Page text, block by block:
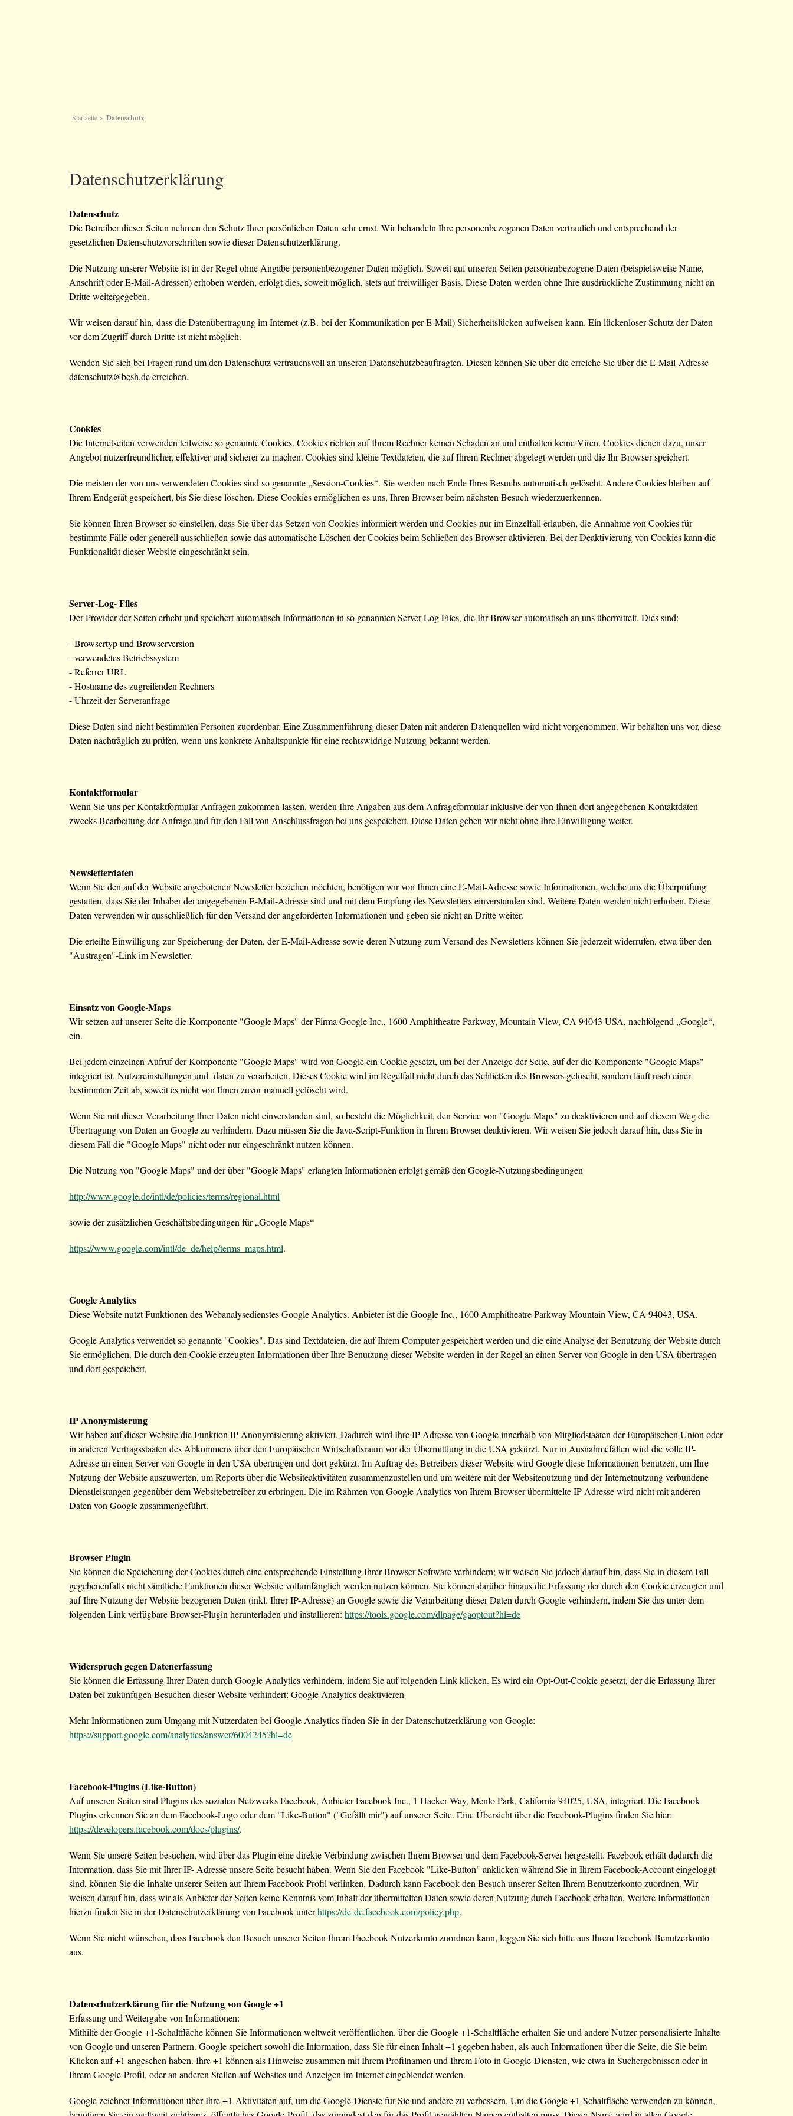
Startseite> Datenschutz
Datenschutzerklärung
Datenschutz
Die Betreiber dieser Seiten nehmen den Schutz Ihrer persönlichen Daten sehr ernst. Wir behandeln Ihre personenbezogenen Daten vertraulich und entsprechend der
gesetzlichen Datenschutzvorschriften sowie dieser Datenschutzerklärung.
Die Nutzung unserer Website ist in der Regel ohne Angabe personenbezogener Daten möglich. Soweit auf unseren Seiten personenbezogene Daten (beispielsweise Name,
Anschrift oder E-Mail-Adressen) erhoben werden, erfolgt dies, soweit möglich, stets auf freiwilliger Basis. Diese Daten werden ohne Ihre ausdrückliche Zustimmung nicht an
Dritte weitergegeben.
Wir weisen darauf hin, dass die Datenübertragung im Internet (z.B. bei der Kommunikation per E-Mail) Sicherheitslücken aufweisen kann. Ein lückenloser Schutz der Daten
vor dem Zugriff durch Dritte ist nicht möglich.
Wenden Sie sich bei Fragen rund um den Datenschutz vertrauensvoll an unseren Datenschutzbeauftragten. Diesen können Sie über die erreiche Sie über die E-Mail-Adresse
datenschutz@besh.de erreichen.
Cookies
Die Internetseiten verwenden teilweise so genannte Cookies. Cookies richten auf Ihrem Rechner keinen Schaden an und enthalten keine Viren. Cookies dienen dazu, unser
Angebot nutzerfreundlicher, effektiver und sicherer zu machen. Cookies sind kleine Textdateien, die auf Ihrem Rechner abgelegt werden und die Ihr Browser speichert.
Die meisten der von uns verwendeten Cookies sind so genannte „Session-Cookies“. Sie werden nach Ende Ihres Besuchs automatisch gelöscht. Andere Cookies bleiben auf
Ihrem Endgerät gespeichert, bis Sie diese löschen. Diese Cookies ermöglichen es uns, Ihren Browser beim nächsten Besuch wiederzuerkennen.
Sie können Ihren Browser so einstellen, dass Sie über das Setzen von Cookies informiert werden und Cookies nur im Einzelfall erlauben, die Annahme von Cookies für
bestimmte Fälle oder generell ausschließen sowie das automatische Löschen der Cookies beim Schließen des Browser aktivieren. Bei der Deaktivierung von Cookies kann die
Funktionalität dieser Website eingeschränkt sein.
Server-Log- Files
Der Provider der Seiten erhebt und speichert automatisch Informationen in so genannten Server-Log Files, die Ihr Browser automatisch an uns übermittelt. Dies sind:
- Browsertyp und Browserversion
- verwendetes Betriebssystem
- Referrer URL
- Hostname des zugreifenden Rechners
- Uhrzeit der Serveranfrage
Diese Daten sind nicht bestimmten Personen zuordenbar. Eine Zusammenführung dieser Daten mit anderen Datenquellen wird nicht vorgenommen. Wir behalten uns vor, diese
Daten nachträglich zu prüfen, wenn uns konkrete Anhaltspunkte für eine rechtswidrige Nutzung bekannt werden.
Kontaktformular
Wenn Sie uns per Kontaktformular Anfragen zukommen lassen, werden Ihre Angaben aus dem Anfrageformular inklusive der von Ihnen dort angegebenen Kontaktdaten
zwecks Bearbeitung der Anfrage und für den Fall von Anschlussfragen bei uns gespeichert. Diese Daten geben wir nicht ohne Ihre Einwilligung weiter.
Newsletterdaten
Wenn Sie den auf der Website angebotenen Newsletter beziehen möchten, benötigen wir von Ihnen eine E-Mail-Adresse sowie Informationen, welche uns die Überprüfung
gestatten, dass Sie der Inhaber der angegebenen E-Mail-Adresse sind und mit dem Empfang des Newsletters einverstanden sind. Weitere Daten werden nicht erhoben. Diese
Daten verwenden wir ausschließlich für den Versand der angeforderten Informationen und geben sie nicht an Dritte weiter.
Die erteilte Einwilligung zur Speicherung der Daten, der E-Mail-Adresse sowie deren Nutzung zum Versand des Newsletters können Sie jederzeit widerrufen, etwa über den
"Austragen"-Link im Newsletter.
Einsatz von Google-Maps
Wir setzen auf unserer Seite die Komponente "Google Maps" der Firma Google Inc., 1600 Amphitheatre Parkway, Mountain View, CA 94043 USA, nachfolgend „Google“,
ein.
Bei jedem einzelnen Aufruf der Komponente "Google Maps" wird von Google ein Cookie gesetzt, um bei der Anzeige der Seite, auf der die Komponente "Google Maps"
integriert ist, Nutzereinstellungen und -daten zu verarbeiten. Dieses Cookie wird im Regelfall nicht durch das Schließen des Browsers gelöscht, sondern läuft nach einer
bestimmten Zeit ab, soweit es nicht von Ihnen zuvor manuell gelöscht wird.
Wenn Sie mit dieser Verarbeitung Ihrer Daten nicht einverstanden sind, so besteht die Möglichkeit, den Service von "Google Maps" zu deaktivieren und auf diesem Weg die
Übertragung von Daten an Google zu verhindern. Dazu müssen Sie die Java-Script-Funktion in Ihrem Browser deaktivieren. Wir weisen Sie jedoch darauf hin, dass Sie in
diesem Fall die "Google Maps" nicht oder nur eingeschränkt nutzen können.
Die Nutzung von "Google Maps" und der über "Google Maps" erlangten Informationen erfolgt gemäß den Google-Nutzungsbedingungen
http://www.google.de/intl/de/policies/terms/regional.html
sowie der zusätzlichen Geschäftsbedingungen für „Google Maps“
https://www.google.com/intl/de_de/help/terms_maps.html.
Google Analytics
Diese Website nutzt Funktionen des Webanalysedienstes Google Analytics. Anbieter ist die Google Inc., 1600 Amphitheatre Parkway Mountain View, CA 94043, USA.
Google Analytics verwendet so genannte "Cookies". Das sind Textdateien, die auf Ihrem Computer gespeichert werden und die eine Analyse der Benutzung der Website durch
Sie ermöglichen. Die durch den Cookie erzeugten Informationen über Ihre Benutzung dieser Website werden in der Regel an einen Server von Google in den USA übertragen
und dort gespeichert.
IP Anonymisierung
Wir haben auf dieser Website die Funktion IP-Anonymisierung aktiviert. Dadurch wird Ihre IP-Adresse von Google innerhalb von Mitgliedstaaten der Europäischen Union oder
in anderen Vertragsstaaten des Abkommens über den Europäischen Wirtschaftsraum vor der Übermittlung in die USA gekürzt. Nur in Ausnahmefällen wird die volle IP-
Adresse an einen Server von Google in den USA übertragen und dort gekürzt. Im Auftrag des Betreibers dieser Website wird Google diese Informationen benutzen, um Ihre
Nutzung der Website auszuwerten, um Reports über die Websiteaktivitäten zusammenzustellen und um weitere mit der Websitenutzung und der Internetnutzung verbundene
Dienstleistungen gegenüber dem Websitebetreiber zu erbringen. Die im Rahmen von Google Analytics von Ihrem Browser übermittelte IP-Adresse wird nicht mit anderen
Daten von Google zusammengeführt.
Browser Plugin
Sie können die Speicherung der Cookies durch eine entsprechende Einstellung Ihrer Browser-Software verhindern; wir weisen Sie jedoch darauf hin, dass Sie in diesem Fall
gegebenenfalls nicht sämtliche Funktionen dieser Website vollumfänglich werden nutzen können. Sie können darüber hinaus die Erfassung der durch den Cookie erzeugten und
auf Ihre Nutzung der Website bezogenen Daten (inkl. Ihrer IP-Adresse) an Google sowie die Verarbeitung dieser Daten durch Google verhindern, indem Sie das unter dem
folgenden Link verfügbare Browser-Plugin herunterladen und installieren: https://tools.google.com/dlpage/gaoptout?hl=de
Widerspruch gegen Datenerfassung
Sie können die Erfassung Ihrer Daten durch Google Analytics verhindern, indem Sie auf folgenden Link klicken. Es wird ein Opt-Out-Cookie gesetzt, der die Erfassung Ihrer
Daten bei zukünftigen Besuchen dieser Website verhindert: Google Analytics deaktivieren
Mehr Informationen zum Umgang mit Nutzerdaten bei Google Analytics finden Sie in der Datenschutzerklärung von Google:
https://support.google.com/analytics/answer/6004245?hl=de
Facebook-Plugins (Like-Button)
Auf unseren Seiten sind Plugins des sozialen Netzwerks Facebook, Anbieter Facebook Inc., 1 Hacker Way, Menlo Park, California 94025, USA, integriert. Die Facebook-
Plugins erkennen Sie an dem Facebook-Logo oder dem "Like-Button" ("Gefällt mir") auf unserer Seite. Eine Übersicht über die Facebook-Plugins finden Sie hier:
https://developers.facebook.com/docs/plugins/.
Wenn Sie unsere Seiten besuchen, wird über das Plugin eine direkte Verbindung zwischen Ihrem Browser und dem Facebook-Server hergestellt. Facebook erhält dadurch die
Information, dass Sie mit Ihrer IP- Adresse unsere Seite besucht haben. Wenn Sie den Facebook "Like-Button" anklicken während Sie in Ihrem Facebook-Account eingeloggt
sind, können Sie die Inhalte unserer Seiten auf Ihrem Facebook-Profil verlinken. Dadurch kann Facebook den Besuch unserer Seiten Ihrem Benutzerkonto zuordnen. Wir
weisen darauf hin, dass wir als Anbieter der Seiten keine Kenntnis vom Inhalt der übermittelten Daten sowie deren Nutzung durch Facebook erhalten. Weitere Informationen
hierzu finden Sie in der Datenschutzerklärung von Facebook unterhttps://de-de.facebook.com/policy.php.
Wenn Sie nicht wünschen, dass Facebook den Besuch unserer Seiten Ihrem Facebook-Nutzerkonto zuordnen kann, loggen Sie sich bitte aus Ihrem Facebook-Benutzerkonto
aus.
Datenschutzerklärung für die Nutzung von Google +1
Erfassung und Weitergabe von Informationen:
Mithilfe der Google +1-Schaltfläche können Sie Informationen weltweit veröffentlichen. über die Google +1-Schaltfläche erhalten Sie und andere Nutzer personalisierte Inhalte
von Google und unseren Partnern. Google speichert sowohl die Information, dass Sie für einen Inhalt +1 gegeben haben, als auch Informationen über die Seite, die Sie beim
Klicken auf +1 angesehen haben. Ihre +1 können als Hinweise zusammen mit Ihrem Profilnamen und Ihrem Foto in Google-Diensten, wie etwa in Suchergebnissen oder in
Ihrem Google-Profil, oder an anderen Stellen auf Websites und Anzeigen im Internet eingeblendet werden.
Google zeichnet Informationen über Ihre +1-Aktivitäten auf, um die Google-Dienste für Sie und andere zu verbessern. Um die Google +1-Schaltfläche verwenden zu können,